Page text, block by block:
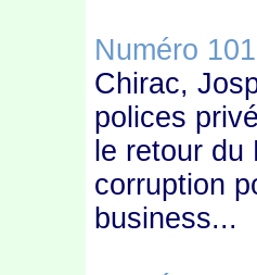
Numéro 101
Chirac,
polices
le retour
corruption
business...